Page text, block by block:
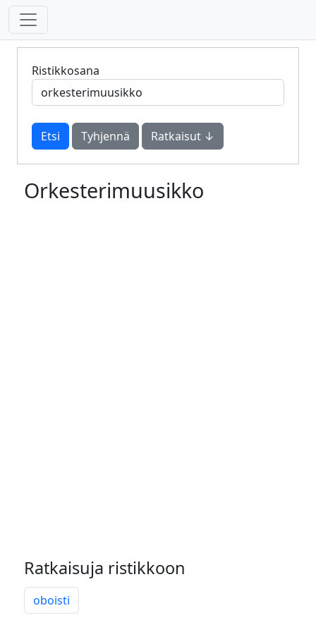
Ristikkosana
Tyhjennä Ratkaisut ↓
Orkesterimuusikko
Ratkaisuja ristikkoon
oboisti